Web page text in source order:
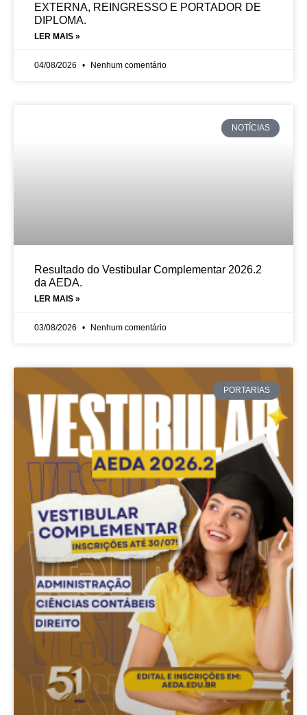
EXTERNA, REINGRESSO E PORTADOR DE
DIPLOMA.
LER MAIS »
04/08/2026 Nenhum comentário
NOTÍCIAS
Resultado do Vestibular Complementar 2026.2
da AEDA.
LER MAIS »
03/08/2026 Nenhum comentário
PORTARIAS